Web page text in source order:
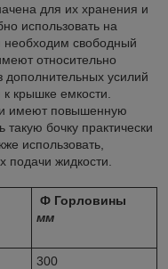
для их хранения и
использовать на
необходим свободный
относительно
дополнительных усилий
крышке емкости.
имеют повышенную
такую бочку практически
использовать,
подачи жидкости.
Ф Горловины
мм
300